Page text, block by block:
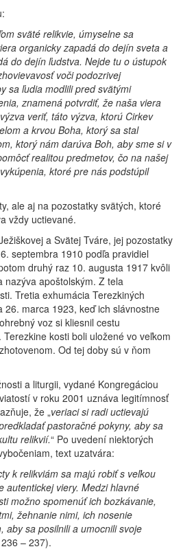
sväté relikvie, úmyselne sa
organicky zapadá do dejín sveta a
do dejín ľudstva. Nejde tu o ústupok
voči podozrivej
sa ľudia modlili pred svätými
znamená potvrdiť, že naša viera
veriť, táto výzva, ktorú Cirkev
a krvou Boha, ktorý sa stal
ktorý nám darúva Boh, aby sme si v
realitou predmetov, čo na našej
ktoré pre nás podstúpil
ale aj na pozostatky svätých, ktoré
vždy uctievané.
a Svätej Tváre, jej pozostatky
septembra 1910 podľa pravidiel
druhý raz 10. augusta 1917 kvôli
nazýva apoštolským. Z tela
Tretia exhumácia Terezkiných
26. marca 1923, keď ich slávnostne
voz si kliesnil cestu
kosti boli uložené vo veľkom
Od tej doby sú v ňom
a liturgii, vydané Kongregáciou
v roku 2001 uznáva legitímnosť
že „veriaci si radi uctievajú
pastoračné pokyny, aby sa
relikvií.“ Po uvedení niektorých
text uzatvára:
k relikviám sa majú robiť s veľkou
autentickej viery. Medzi hlavné
možno spomenúť ich bozkávanie,
žehnanie nimi, ich nosenie
aby sa posilnili a umocnili svoje
236 – 237).